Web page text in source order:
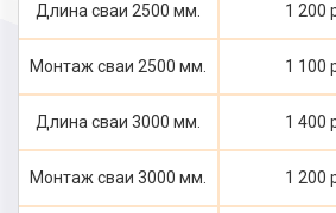
Длина сваи 2500 мм.
1 200
Монтаж сваи 2500 мм.
1 100
Длина сваи 3000 мм.
1 400
Монтаж сваи 3000 мм.
1 200